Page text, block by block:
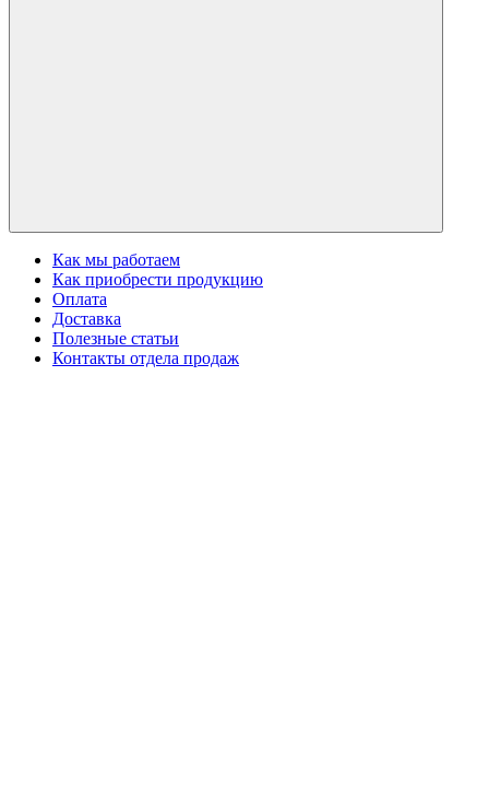
Как мы работаем
Как приобрести продукцию
Оплата
Доставка
Полезные статьи
Контакты отдела продаж